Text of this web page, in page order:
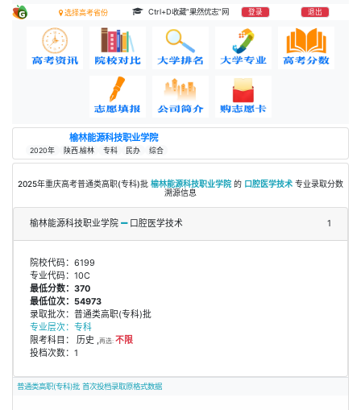
选择高考省份 Ctrl+D收藏“果然优志”网 登录 退出
榆林能源科技职业学院
2020年 陕西.榆林 专科 民办 综合
2025年重庆高考普通类高职(专科)批 榆林能源科技职业学院 的 口腔医学技术 专业录取分数
溯源信息
榆林能源科技职业学院 口腔医学技术 1
院校代码：6199
专业代码：10C
最低分数：370
最低位次：54973
录取批次：普通类高职(专科)批
专业层次：专科
限考科目： 历史 ,再选: 不限
投档次数：1
普通类高职(专科)批 首次投档录取原格式数据